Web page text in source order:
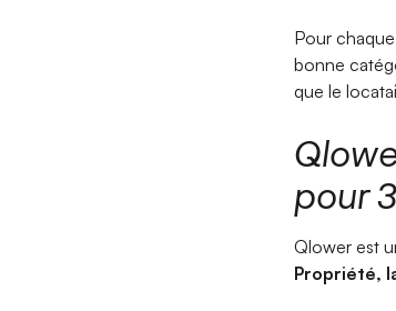
Pour
bonne
que le
pour
Qlower est
Propriété,